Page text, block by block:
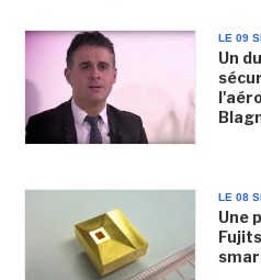
LE 09
Un
LE 08
Une